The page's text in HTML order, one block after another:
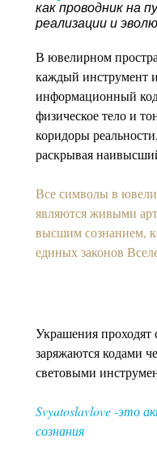
В ювелирном
каждый инструмент
информационный
физическое тело и
коридоры
раскрывая
Все символы в
являются живыми
высшим сознанием,
единых законов
Украшения проходят
заряжаются кодами
световыми
Svyatoslavlove -это
сознания
как проводник на
реализации и